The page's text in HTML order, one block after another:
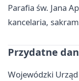
Parafia św. Jana
kancelaria,
Przydatne
Wojewódzki